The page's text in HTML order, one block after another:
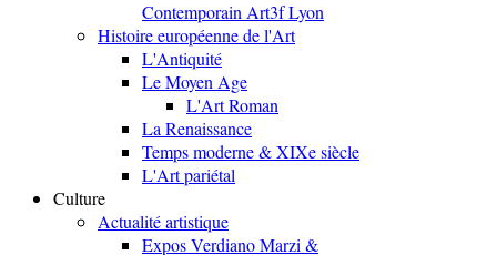
Contemporain Art3f Lyon
Histoire européenne de l'Art
L'Antiquité
Le Moyen Age
L'Art Roman
La Renaissance
Temps moderne & XIXe siècle
L'Art pariétal
Culture
Actualité artistique
Expos Verdiano Marzi &